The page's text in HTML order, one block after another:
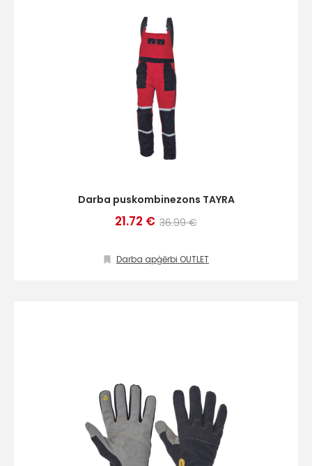
Darba puskombinezons TAYRA
21.72 € 36.99 €
Darba apģērbi OUTLET